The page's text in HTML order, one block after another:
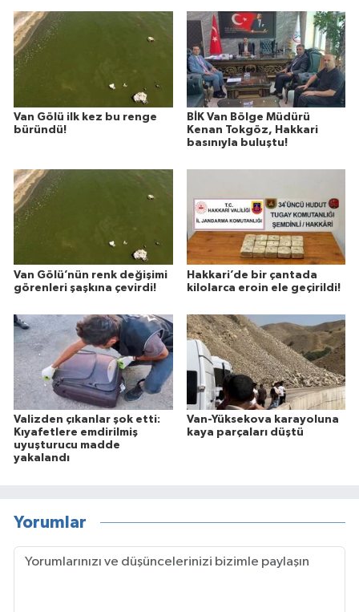
Van Gölü ilk kez bu renge
büründü!
BİK Van Bölge Müdürü
Kenan Tokgöz, Hakkari
basınıyla buluştu!
Van Gölü’nün renk değişimi
görenleri şaşkına çevirdi!
Hakkari’de bir çantada
kilolarca eroin ele geçirildi!
Valizden çıkanlar şok etti:
Kıyafetlere emdirilmiş
uyuşturucu madde
yakalandı
Van-Yüksekova karayoluna
kaya parçaları düştü
Yorumlar